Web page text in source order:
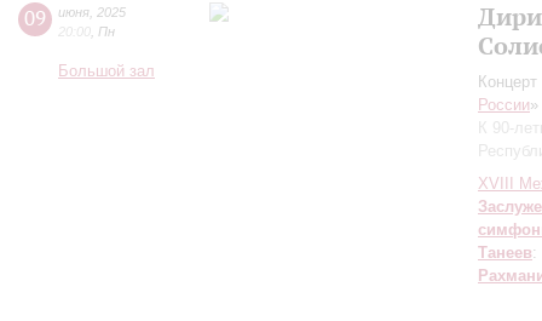
09 июня 2025
20:00 Пн
Большой зал
России»
К 90-
XVIII
Танеев: